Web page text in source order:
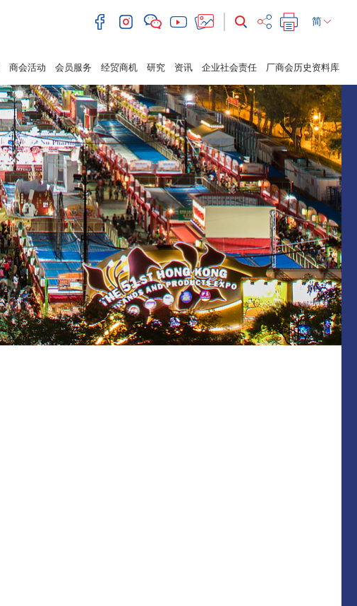
简
商会活动 会员服务 经贸商机 研究 资讯 企业社会责任 厂商会历史资料库